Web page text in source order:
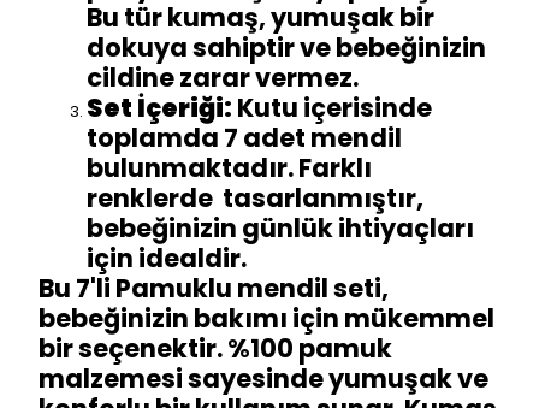
Bu tür kumaş, yumuşak bir
dokuya sahiptir ve bebeğinizin
cildine zarar vermez.
Set İçeriği: Kutu içerisinde
toplamda 7 adet mendil
bulunmaktadır. Farklı
renklerde tasarlanmıştır,
bebeğinizin günlük ihtiyaçları
için idealdir.
Bu 7'li Pamuklu mendil seti,
bebeğinizin bakımı için mükemmel
bir seçenektir. %100 pamuk
malzemesi sayesinde yumuşak ve